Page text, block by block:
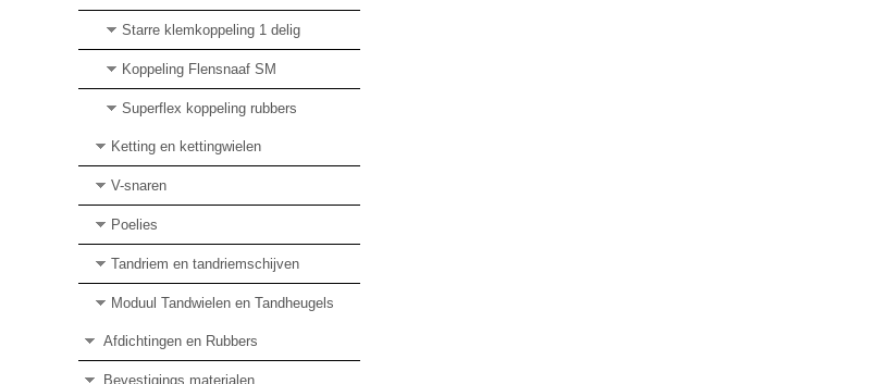
Starre klemkoppeling 1 delig
Koppeling Flensnaaf SM
Superflex koppeling rubbers
Ketting en kettingwielen
V-snaren
Poelies
Tandriem en tandriemschijven
Moduul Tandwielen en Tandheugels
Afdichtingen en Rubbers
Bevestigings materialen